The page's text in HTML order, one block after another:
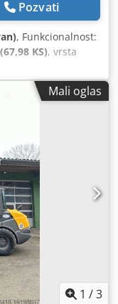
Pozvati
, Funkcionalnost:
KS), vrsta
proizvodnje:
bezbednosna
rad pomoćne
kolo,
R18 gume, Kutija
svetla, Radio
Ujier
i tako 1 kubni
Mali oglas
1 /3